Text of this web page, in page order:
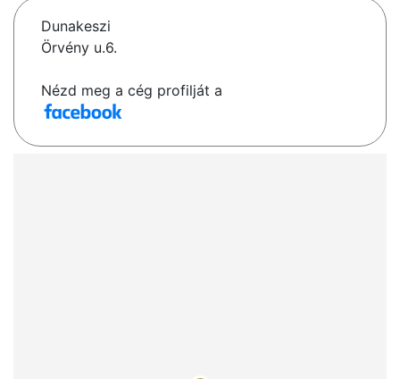
Dunakeszi
Örvény u.6.
Nézd meg a cég profilját a